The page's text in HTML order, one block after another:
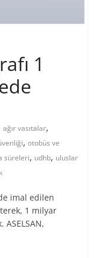
1
ağır vasıtalar,
,otobüs ve
süreleri, udhb, uluslar
imal edilen
1 milyar
ASELSAN,